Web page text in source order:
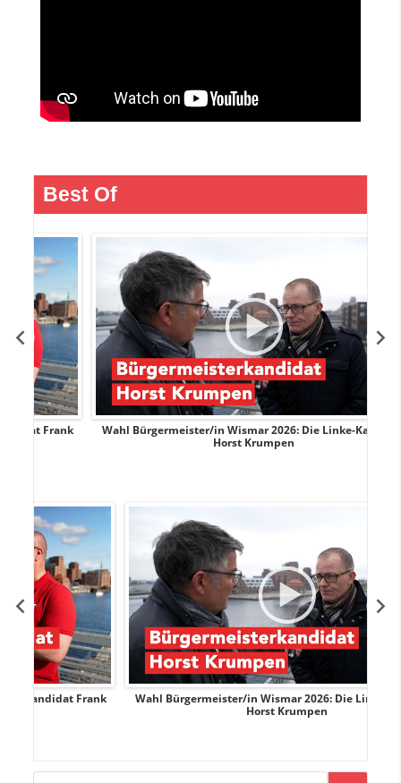
Best Of
Wahl Bürgermeister/in Wismar 2026: Die Linke-Kandidat
Horst Krumpen
Wahl Bürgermeister/in Wismar 2026: Die Linke-Kandidat